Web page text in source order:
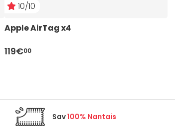
10/10
Apple AirTag x4
119€00
Sav100% Nantais